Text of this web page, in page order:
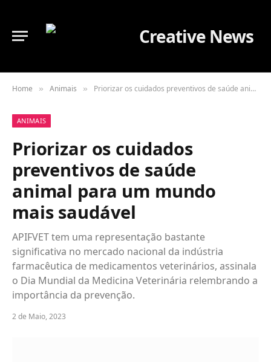
Home » Animais » Priorizar os cuidados preventivos de saúde animal para um mundo mais saudável
ANIMAIS
Priorizar os cuidados
preventivos de saúde
animal para um mundo
mais saudável
APIFVET tem uma representação bastante
significativa no mercado nacional da indústria
farmacêutica de medicamentos veterinários, assinala
o Dia Mundial da Medicina Veterinária relembrando a
importância da prevenção.
2 de Maio, 2023